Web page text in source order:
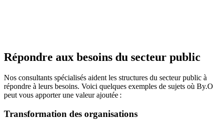
Répondre aux besoins du secteur public
Nos consultants spécialisés aident les structures du secteur public à
répondre à leurs besoins. Voici quelques exemples de sujets où By.O
peut vous apporter une valeur ajoutée :
Transformation des organisations